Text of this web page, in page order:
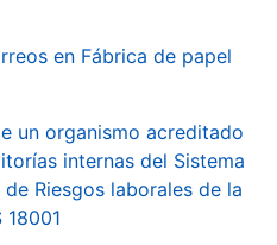
en Fábrica de papel
un organismo acreditado
internas del Sistema
Riesgos laborales de la
18001